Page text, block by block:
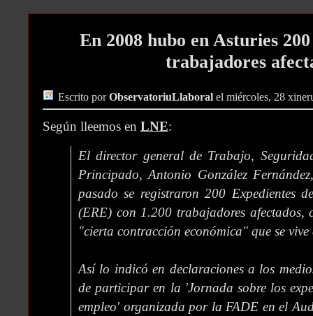
En 2008 hubo en Asturies
trabajadores
Escrito porObservatoriuLlaboral el miércoles, 28
Según lleemos en LNE:
El director general de Trabajo,
Principado, Antonio González
pasado se registraron 200 Expedientes
(ERE) con 1.200 trabajadores afectados,
"cierta contracción económica" que se vive
Así lo indicó en declaraciones a los
de participar en la 'Jornada sobre los
empleo' organizada por la FADE en el